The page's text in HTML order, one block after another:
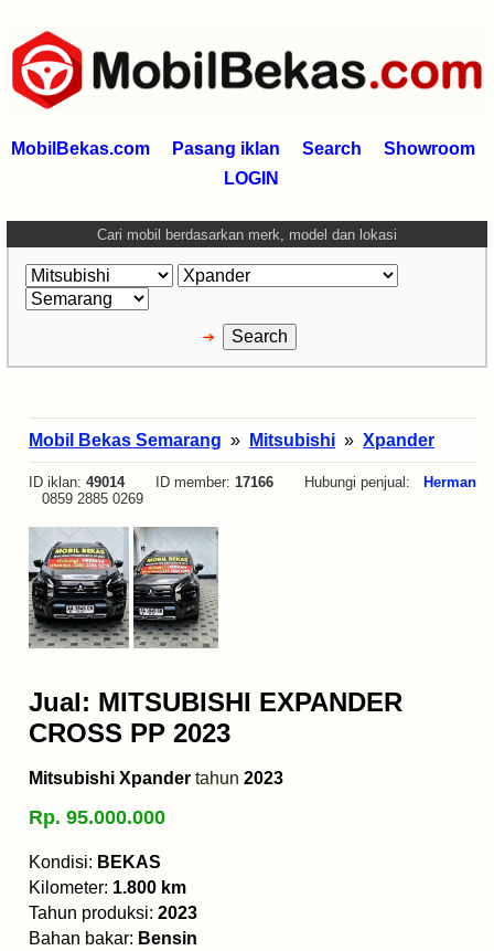
MobilBekas.com Pasang iklan Search
Showroom
LOGIN
Cari mobil berdasarkan merk, model dan lokasi
Mobil Bekas Semarang » Mitsubishi » Xpander
ID iklan: 49014ID member: 17166 Hubungi penjual:
Herman
0859 2885 0269
Jual: MITSUBISHI EXPANDER
CROSS PP 2023
Mitsubishi Xpander tahun 2023
Rp. 95.000.000
Kondisi: BEKAS
Kilometer: 1.800 km
Tahun produksi: 2023
Bahan bakar: Bensin